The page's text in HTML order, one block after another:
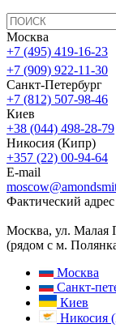
Москва
+7 (495) 419-16-23
+7 (909) 922-11-30
Санкт-Петербург
+7 (812) 507-98-46
Киев
+38 (044) 498-28-79
Никосия (Кипр)
+357 (22) 00-94-64
E-mail
Фактический адрес
Москва, ул. Малая
(рядом с м.
Москва
Санкт-
Киев
Никосия